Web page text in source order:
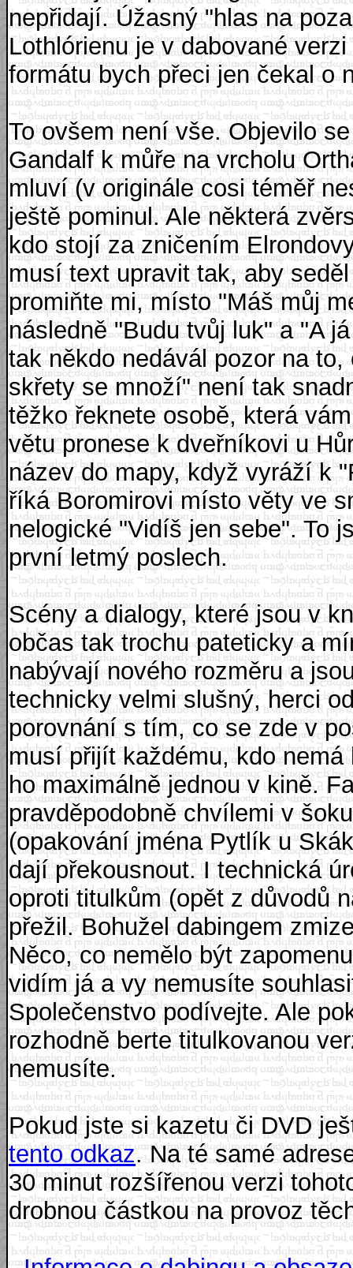
nepřidají. Úžasný "hlas na
Lothlórienu je v dabované
formátu bych přeci jen čekal o
To ovšem není vše. Objevilo
Gandalf k můře na vrcholu
mluví (v originále cosi téměř
ještě pominul. Ale některá
kdo stojí za zničením
musí text upravit tak, aby
promiňte mi, místo "Máš můj
následně "Budu tvůj luk" a "A
tak někdo nedávál pozor na
skřety se množí" není tak
těžko řeknete osobě, která
větu pronese k dveřníkovi u
název do mapy, když vyráží k
říká Boromirovi místo věty ve
nelogické "Vidíš jen sebe". To
první letmý poslech.
Scény a dialogy, které jsou v
občas tak trochu pateticky a
nabývají nového rozměru a
technicky velmi slušný, herci
porovnání s tím, co se zde v
musí přijít každému, kdo
ho maximálně jednou v kině.
pravděpodobně chvílemi v
(opakování jména Pytlík u
dají překousnout. I technická
oproti titulkům (opět z důvodů
přežil. Bohužel dabingem
Něco, co nemělo být
vidím já a vy nemusíte
Společenstvo podívejte. Ale
rozhodně berte titulkovanou
nemusíte.
Pokud jste si kazetu či DVD
tento odkaz. Na té samé
30 minut rozšířenou verzi
drobnou částkou na provoz